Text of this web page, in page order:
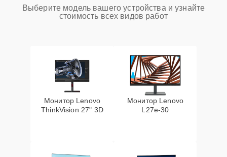
Выберите модель вашего устройства и узнайте
стоимость всех видов работ
Монитор Lenovo
ThinkVision 27" 3D
Монитор Lenovo
L27e-30